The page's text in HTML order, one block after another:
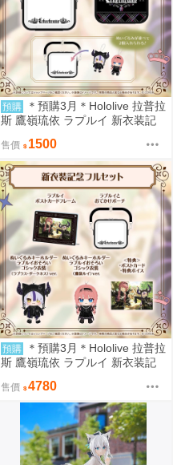
預購
＊預購3月＊Hololive 拉普拉
斯 鷹嶺琉依 ラプルイ 新衣装記
售價 1500
預購
＊預購3月＊Hololive 拉普拉
斯 鷹嶺琉依 ラプルイ 新衣装記
售價 4780